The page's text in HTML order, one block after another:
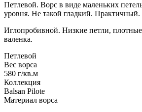
Петлевой. Ворс в виде маленьких
уровня. Не такой гладкий. Практичный.
Иглопробивной. Низкие петли,
валенка.
Петлевой
Вес ворса
580 г/кв.м
Коллекция
Balsan Pilote
Материал ворса